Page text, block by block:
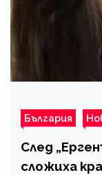
България
След
сложиха